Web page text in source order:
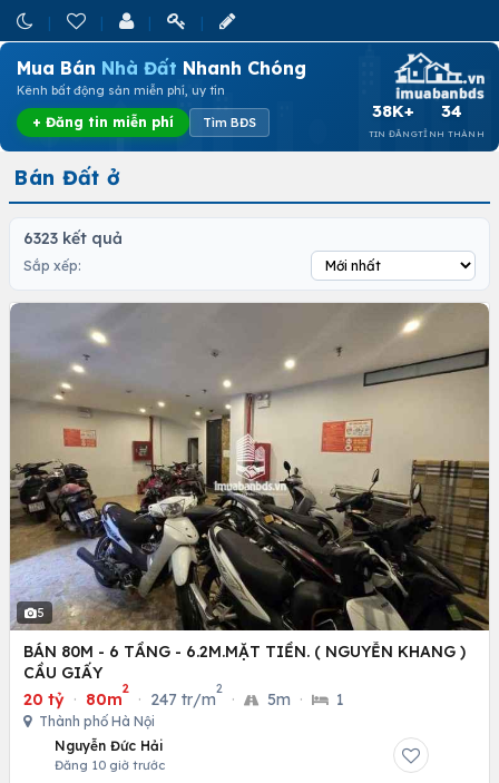
Mua Bán Nhà Đất Nhanh Chóng
Kênh bất động sản miễn phí, uy tín
+ Đăng tin miễn phí Tìm BĐS
38K+
TIN ĐĂNG
34
TỈNH THÀNH
Bán Đất ở
6323 kết quả
Sắp xếp:
5
BÁN 80M - 6 TẦNG - 6.2M.MẶT TIỀN. ( NGUYỄN KHANG )
CẦU GIẤY
20 tỷ · 80m
2
· 247 tr/m
2
· 5m · 1
Thành phố Hà Nội
Nguyễn Đức Hải
Đăng 10 giờ trước